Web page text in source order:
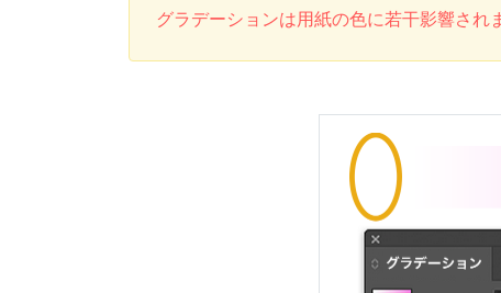
グラデーションは用紙の色に若干影響され